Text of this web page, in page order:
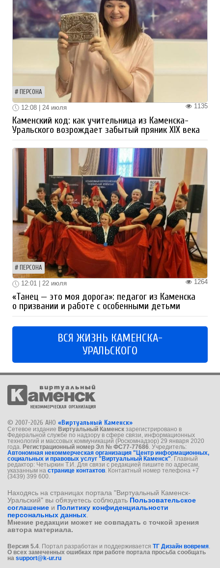
ПЕРСОНА
1135
12:08 | 24 июля
Каменский код: как учительница из Каменска-
Уральского возрождает забытый пряник XIX века
ПЕРСОНА
1264
12:01 | 22 июля
«Танец — это моя дорога»: педагог из Каменска
о призвании и работе с особенными детьми
ВСЯ ЖИЗНЬ КАМЕНСКА-
УРАЛЬСКОГО
© 2007-2026 АНО «Виртуальный Каменск»
Сетевое издание Виртуальный Каменск зарегистрировано в
Федеральной службе по надзору в сфере связи, информационных
технологий и массовых коммуникаций (Роскомнадзор) 29 января 2020
года. Регистрационный номер Эл № ФС77-77686 . Учредитель:
Автономная некоммерческая организация "Центр информационных,
социальных и правовых услуг "Виртуальный Каменск" . Главный
редактор: Четыркин Т.И. Для связи с редакцией пишите по адресам,
указанным на странице контактов . Контактный номер телефона +7
(3439) 399 600.
Находясь на страницах портала "Виртуальный Каменск-
Уральский" вы обязуетесь соблюдать Пользовательское
соглашение и Политику конфиденциальности
персональных данных
Мнение редакции может не совпадать с точкой зрения
автора материала.
Версия 5.4 . Портал разработан и поддерживается ТГ Дизайн вовремя
О всех замеченных ошибках при работе портала просьба сообщать
на support@k-ur.ru